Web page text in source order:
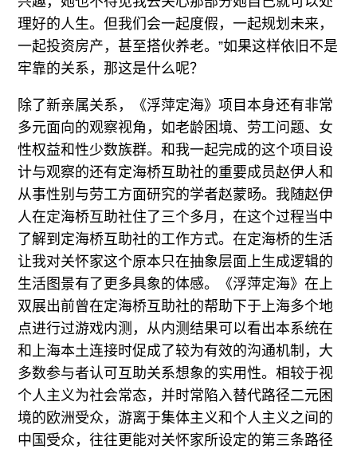
理好的人生。但我们会一起度假，一起规划未来，
一起投资房产，甚至搭伙养老。”如果这样依旧不是
牢靠的关系，那这是什么呢？
除了新亲属关系，《浮萍定海》项目本身还有非常
多元面向的观察视角，如老龄困境、劳工问题、女
性权益和性少数族群。和我一起完成的这个项目设
计与观察的还有定海桥互助社的重要成员赵伊人和
从事性别与劳工方面研究的学者赵蒙旸。我随赵伊
人在定海桥互助社住了三个多月，在这个过程当中
了解到定海桥互助社的工作方式。在定海桥的生活
让我对关怀家这个原本只在抽象层面上生成逻辑的
生活图景有了更多具象的体感。《浮萍定海》在上
双展出前曾在定海桥互助社的帮助下于上海多个地
点进行过游戏内测，从内测结果可以看出本系统在
和上海本土连接时促成了较为有效的沟通机制，大
多数参与者认可互助关系想象的实用性。相较于视
个人主义为社会常态，并时常陷入替代路径二元困
境的欧洲受众，游离于集体主义和个人主义之间的
中国受众，往往更能对关怀家所设定的第三条路径